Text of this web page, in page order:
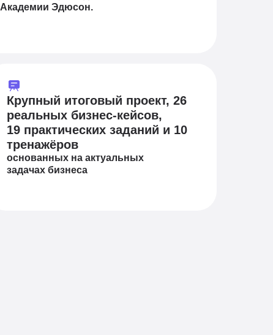
Академии Эдюсон.
Крупный итоговый проект, 26
реальных бизнес-кейсов,
19 практических заданий и 10
тренажёров
основанных на актуальных
задачах бизнеса